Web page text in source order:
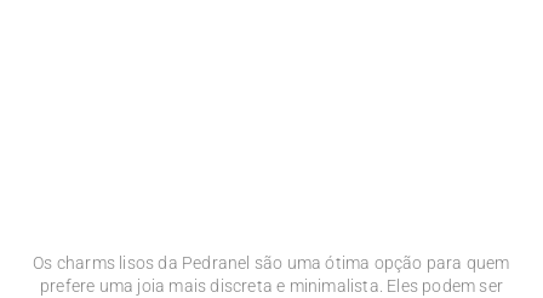
Os charms lisos da Pedranel são uma ótima opção para quem
prefere uma joia mais discreta e minimalista. Eles podem ser